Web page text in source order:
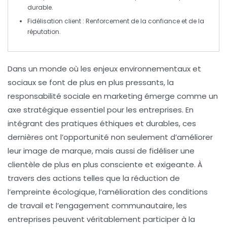
durable.
Fidélisation client : Renforcement de la confiance et de la
réputation.
Dans un monde où les enjeux environnementaux et
sociaux se font de plus en plus pressants, la
responsabilité sociale en marketing émerge comme un
axe stratégique essentiel pour les entreprises. En
intégrant des pratiques éthiques et durables, ces
dernières ont l’opportunité non seulement d’améliorer
leurimage de marque, mais aussi de fidéliser une
clientèle de plus en plus consciente et exigeante. À
travers des actions telles que la réduction de
l’empreinte écologique, l’amélioration des conditions
de travail et l’engagement communautaire, les
entreprises peuvent véritablement participer à la